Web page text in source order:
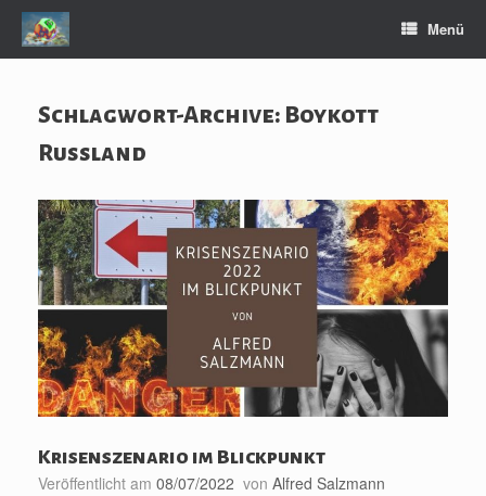
Zum
Inhalt
springen
Menü
Schlagwort-Archive: Boykott
Russland
Krisenszenario im Blickpunkt
Veröffentlicht am 08/07/2022 von Alfred Salzmann